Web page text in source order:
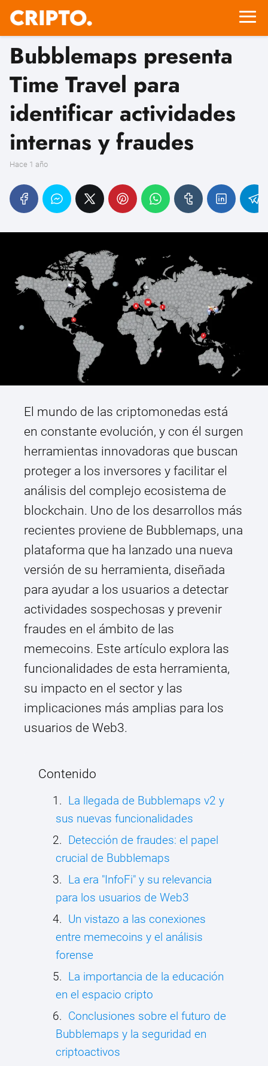
Bubblemaps presenta
Time Travel para
identificar actividades
internas y fraudes
hace 1 año
El mundo de las criptomonedas está
en constante evolución, y con él surgen
herramientas innovadoras que buscan
proteger a los inversores y facilitar el
análisis del complejo ecosistema de
blockchain. Uno de los desarrollos más
recientes proviene de Bubblemaps, una
plataforma que ha lanzado una nueva
versión de su herramienta, diseñada
para ayudar a los usuarios a detectar
actividades sospechosas y prevenir
fraudes en el ámbito de las
memecoins. Este artículo explora las
funcionalidades de esta herramienta,
su impacto en el sector y las
implicaciones más amplias para los
usuarios de Web3.
Contenido
La llegada de Bubblemaps v2 y
sus nuevas funcionalidades
Detección de fraudes: el papel
crucial de Bubblemaps
La era "InfoFi" y su relevancia
para los usuarios de Web3
Un vistazo a las conexiones
entre memecoins y el análisis
forense
La importancia de la educación
en el espacio cripto
Conclusiones sobre el futuro de
Bubblemaps y la seguridad en
criptoactivos